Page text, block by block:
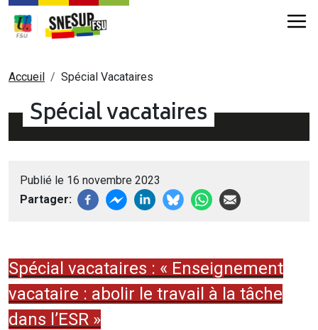
Aller au contenu principal
Fil d'Ariane
Accueil Spécial Vacataires
Spécial vacataires
Publié le 16 novembre 2023
Partager
Spécial vacataires : « Enseignement
vacataire : abolir le travail à la tâche
dans l’ESR »